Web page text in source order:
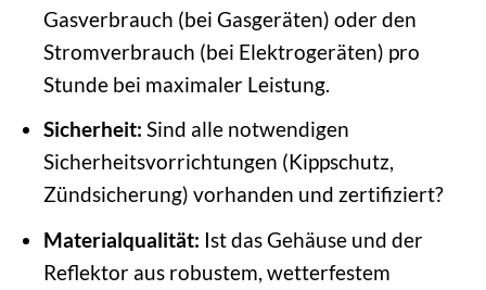
Gasverbrauch (bei Gasgeräten) oder den
Stromverbrauch (bei Elektrogeräten) pro
Stunde bei maximaler Leistung.
Sicherheit: Sind alle notwendigen
Sicherheitsvorrichtungen (Kippschutz,
Zündsicherung) vorhanden und zertifiziert?
Materialqualität: Ist das Gehäuse und der
Reflektor aus robustem, wetterfestem